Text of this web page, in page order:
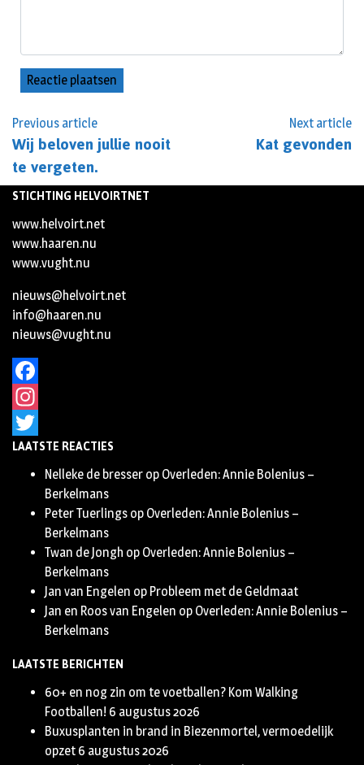
Previous article
Wij beloven jullie nooit
te vergeten.
Next article
Kat gevonden
STICHTING HELVOIRTNET
www.helvoirt.net
www.haaren.nu
www.vught.nu
nieuws@helvoirt.net
info@haaren.nu
nieuws@vught.nu
Facebook
Instagram
Twitter
LAATSTE REACTIES
Nelleke de bresser op Overleden: Annie Bolenius –
Berkelmans
Peter Tuerlings op Overleden: Annie Bolenius –
Berkelmans
Twan de Jongh op Overleden: Annie Bolenius –
Berkelmans
Jan van Engelen op Probleem met de Geldmaat
Jan en Roos van Engelen op Overleden: Annie Bolenius –
Berkelmans
LAATSTE BERICHTEN
60+ en nog zin om te voetballen? Kom Walking
Footballen! 6 augustus 2026
Buxusplanten in brand in Biezenmortel, vermoedelijk
opzet 6 augustus 2026